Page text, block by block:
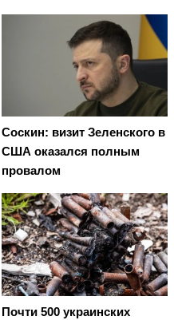
Соскин: визит Зеленского в
США оказался полным
провалом
Почти 500 украинских